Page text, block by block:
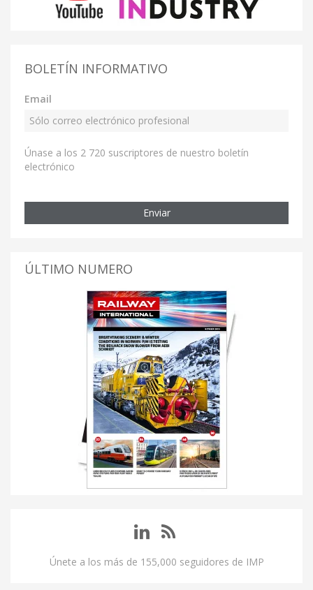
BOLETÍN INFORMATIVO
Email
Únase a los 2 720 suscriptores de nuestro boletín
electrónico
Enviar
ÚLTIMO NUMERO
Únete a los más de 155,000 seguidores de IMP